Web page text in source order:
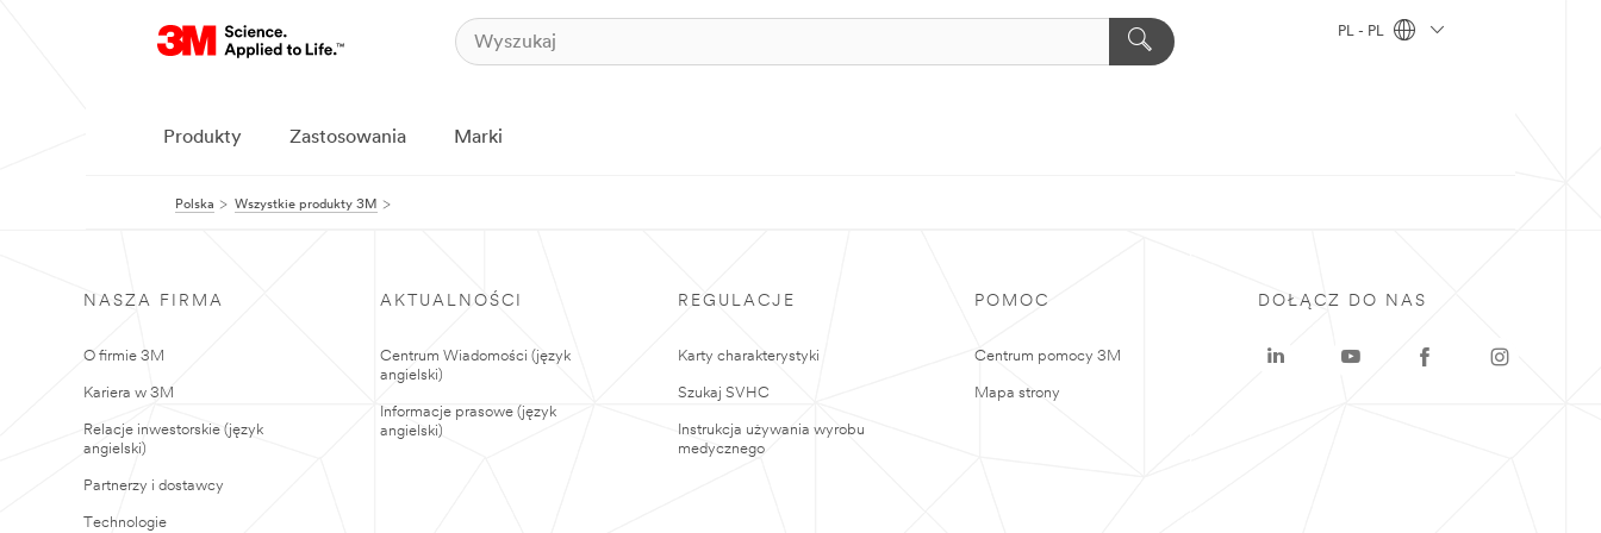
PL - PL
Produkty Zastosowania Marki
Polska Wszystkie produkty 3M
NASZA FIRMA
O firmie 3M
Kariera w 3M
Relacje inwestorskie (język
angielski)
Partnerzy i dostawcy
Technologie
AKTUALNOŚCI
Centrum Wiadomości (język
angielski)
Informacje prasowe (język
angielski)
REGULACJE
Karty charakterystyki
Szukaj SVHC
Instrukcja używania wyrobu
medycznego
POMOC
Centrum pomocy 3M
Mapa strony
DOŁĄCZ DO NAS